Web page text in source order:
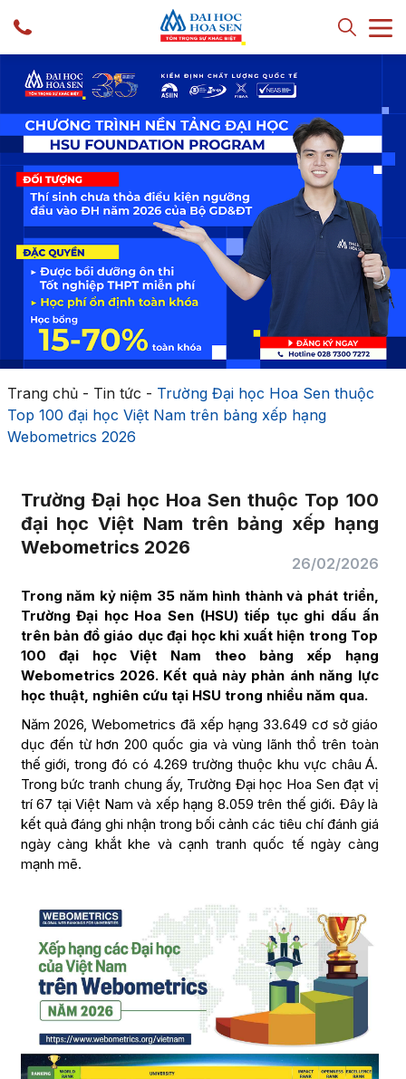
Trang chủ- Tin tức - Trường Đại học Hoa Sen thuộc
Top 100 đại học Việt Nam trên bảng xếp hạng
Webometrics 2026
Trường Đại học Hoa Sen thuộc Top 100
đại học Việt Nam trên bảng xếp hạng
Webometrics 2026
26/02/2026
Trong năm kỷ niệm 35 năm hình thành và phát triển,
Trường Đại học Hoa Sen (HSU) tiếp tục ghi dấu ấn
trên bản đồ giáo dục đại học khi xuất hiện trong Top
100 đại học Việt Nam theo bảng xếp hạng
Webometrics 2026. Kết quả này phản ánh năng lực
học thuật, nghiên cứu tại HSU trong nhiều năm qua.
Năm 2026, Webometrics đã xếp hạng 33.649 cơ sở giáo
dục đến từ hơn 200 quốc gia và vùng lãnh thổ trên toàn
thế giới, trong đó có 4.269 trường thuộc khu vực châu Á.
Trong bức tranh chung ấy, Trường Đại học Hoa Sen đạt vị
trí 67 tại Việt Nam và xếp hạng 8.059 trên thế giới. Đây là
kết quả đáng ghi nhận trong bối cảnh các tiêu chí đánh giá
ngày càng khắt khe và cạnh tranh quốc tế ngày càng
mạnh mẽ.